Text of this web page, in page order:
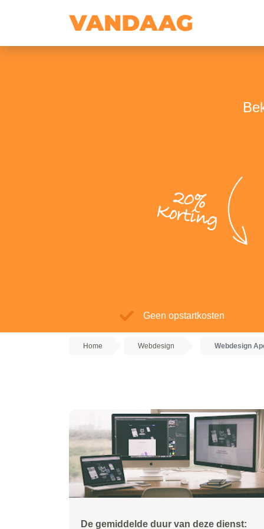
20%
Korting
Geen opstartkosten
Home Webdesign Webdesign
De gemiddelde duur van deze dienst: